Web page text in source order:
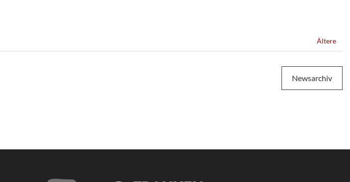
Ältere
Newsarchiv